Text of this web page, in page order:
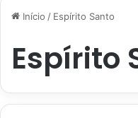
Início / Espírito Santo
Espírito